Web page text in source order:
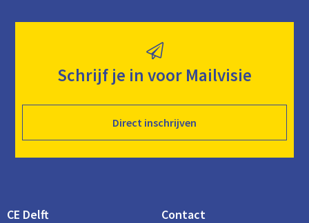
Schrijf je in voor Mailvisie
Direct inschrijven
CE Delft Contact